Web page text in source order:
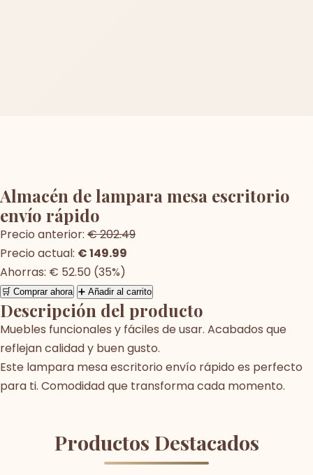
Almacén de lampara mesa escritorio
envío rápido
Precio anterior: € 202.49
Precio actual: € 149.99
Ahorras: € 52.50 (35%)
🛒 Comprar ahora ➕ Añadir al carrito
Descripción del producto
Muebles funcionales y fáciles de usar. Acabados que
reflejan calidad y buen gusto.
Este lampara mesa escritorio envío rápido es perfecto
para ti. Comodidad que transforma cada momento.
Productos Destacados